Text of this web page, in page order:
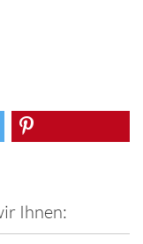
Ihnen: